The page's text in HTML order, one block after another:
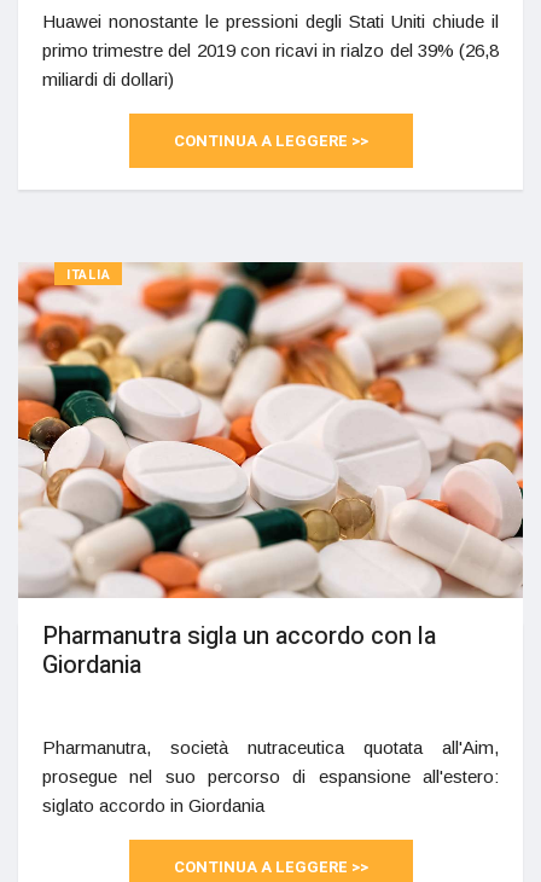
Huawei nonostante le pressioni degli Stati Uniti chiude il
primo trimestre del 2019 con ricavi in rialzo del 39% (26,8
miliardi di dollari)
CONTINUA A LEGGERE >>
ITALIA
Pharmanutra sigla un accordo con la
Giordania
Pharmanutra, società nutraceutica quotata all'Aim,
prosegue nel suo percorso di espansione all'estero:
siglato accordo in Giordania
CONTINUA A LEGGERE >>